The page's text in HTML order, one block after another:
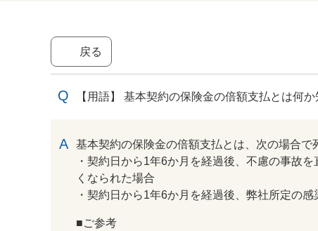
戻る
【用語】 基本契約の保険金の倍額支払とは何か
基本契約の保険金の倍額支払とは、次の場合で
・契約日から1年6か月を経過後、不慮の事故
くなられた場合
・契約日から1年6か月を経過後、弊社所定の
■ご参考